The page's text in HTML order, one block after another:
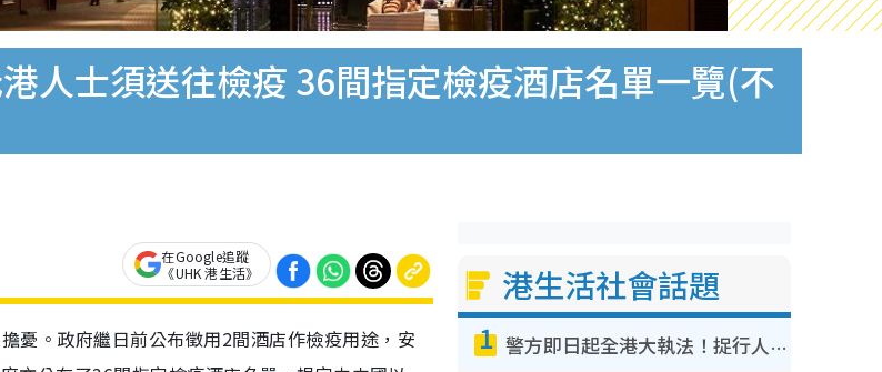
人士須送往檢疫 36間指定檢疫酒店名單一覽(不
在Google追蹤
《UHK 港生活》
憂。政府繼日前公布徵用2間酒店作檢疫用途，安
港生活社會話題
1 警方即日起全港大執法！捉行人亂過馬路+司機不專注駕駛！亂過馬路罰$2000